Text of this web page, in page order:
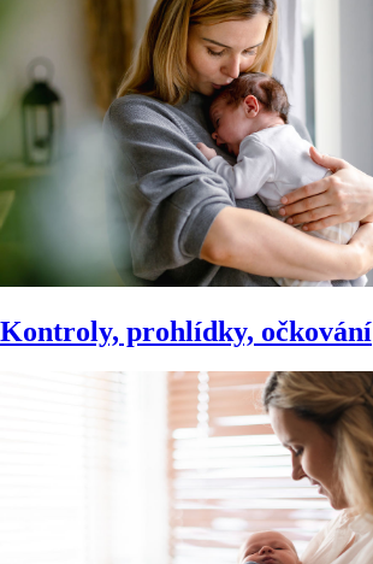
Kontroly, prohlídky, očkování